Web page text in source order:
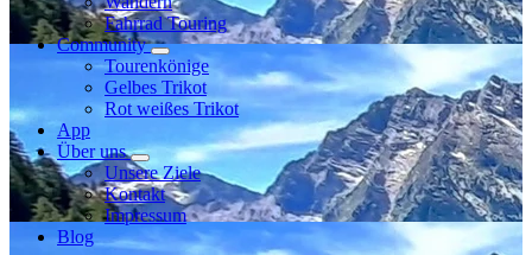
Fahrrad Touring
Community
Tourenkönige
Gelbes Trikot
Rot weißes Trikot
App
Über uns
Unsere Ziele
Kontakt
Impressum
Blog